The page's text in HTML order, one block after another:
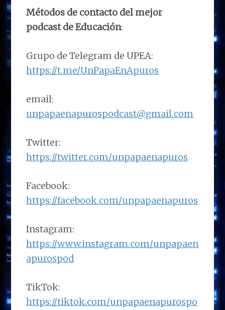
Métodos de contacto del mejor
podcast de Educación:
Grupo de Telegram de UPEA:
https://t.me/UnPapaEnApuros
email:
unpapaenapurospodcast@gmail.com
Twitter:
https://twitter.com/unpapaenapuros
Facebook:
https://facebook.com/unpapaenapuros
Instagram:
https://www.instagram.com/unpapaen
apurospod
TikTok:
https://tiktok.com/unpapaenapurospo